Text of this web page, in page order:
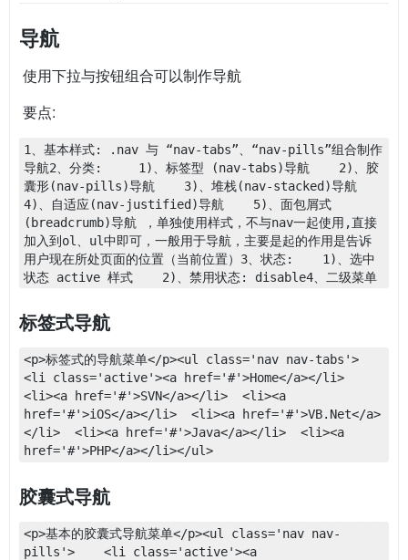
导航
​ 使用下拉与按钮组合可以制作导航
​ 要点:
1、基本样式: .nav 与 “nav-tabs”、“nav-pills”组合制作
导航2、分类:     1)、标签型 (nav-tabs)导航    2)、胶
囊形(nav-pills)导航    3)、堆栈(nav-stacked)导航
4)、自适应(nav-justified)导航    5)、面包屑式
(breadcrumb)导航 ，单独使用样式，不与nav一起使用,直接
加入到ol、ul中即可，一般用于导航，主要是起的作用是告诉
用户现在所处页面的位置（当前位置）3、状态:    1)、选中
状态 active 样式    2)、禁用状态: disable4、二级菜单
标签式导航
<p>标签式的导航菜单</p><ul class='nav nav-tabs'>
<li class='active'><a href='#'>Home</a></li>
<li><a href='#'>SVN</a></li>  <li><a
href='#'>iOS</a></li>  <li><a href='#'>VB.Net</a>
</li>  <li><a href='#'>Java</a></li>  <li><a
href='#'>PHP</a></li></ul>
胶囊式导航
<p>基本的胶囊式导航菜单</p><ul class='nav nav-
pills'>    <li class='active'><a